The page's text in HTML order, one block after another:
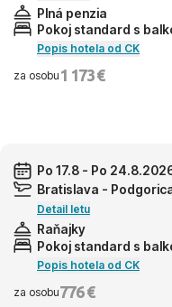
Plná penzia
Pokoj standard s
Popis hotela od CK
za osobu 1 173 €
Po 17.8 - Po
Bratislava -
Detail letu
Raňajky
Pokoj standard s
Popis hotela od CK
za osobu776 €